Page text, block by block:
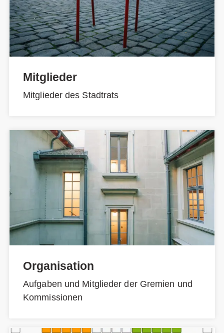
Mitglieder
Mitglieder des Stadtrats
Organisation
Aufgaben und Mitglieder der Gremien und
Kommissionen